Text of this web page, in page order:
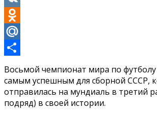
VK
Odnoklassniki
Mail.Ru
Отправить
Восьмой чемпионат мира по футболу
самым успешным для сборной СССР,
отправилась на мундиаль в третий
подряд) в своей истории.